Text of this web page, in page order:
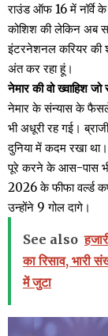
राउंड ऑफ 16 में नॉर्वे के
कोशिश की लेकिन अब
इंटरनेशनल करियर की
अंत कर रहा हूं।
नेमार की वो ख्वाहिश
नेमार के संन्यास के फैसले
भी अधूरी रह गई।
दुनिया में कदम रखा
पूरे करने के आस-पास
2026 के फीफा वर्ल्ड
उन्होंने 9 गोल दागे।
See also
का रिसाव, भारी
में जुटा